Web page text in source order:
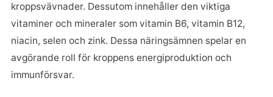
kroppsvävnader. Dessutom innehåller den viktiga
vitaminer och mineraler som vitamin B6, vitamin B12,
niacin, selen och zink. Dessa näringsämnen spelar en
avgörande roll för kroppens energiproduktion och
immunförsvar.